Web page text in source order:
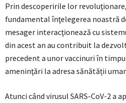
Prin descoperirile lor
fundamental înţelegerea noastră
mesager interacţionează cu
din acest an au contribuit la
precedent a unor vaccinuri în
ameninţări la adresa sănătății
Atunci când virusul SARS-CoV-2 a